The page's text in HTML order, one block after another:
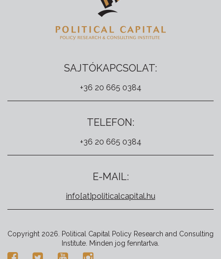
SAJTÓKAPCSOLAT:
+36 20 665 0384
TELEFON:
+36 20 665 0384
E-MAIL:
info[at]politicalcapital.hu
Copyright 2026. Political Capital Policy Research and Consulting
Institute. Minden jog fenntartva.